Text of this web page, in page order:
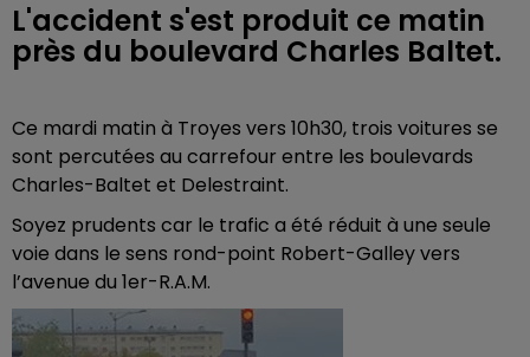
L'accident s'est produit ce matin
près du boulevard Charles Baltet.
Ce mardi matin à Troyes vers 10h30, trois voitures se
sont percutées au carrefour entre les boulevards
Charles-Baltet et Delestraint.
Soyez prudents car le trafic a été réduit à une seule
voie dans le sens rond-point Robert-Galley vers
l’avenue du 1er-R.A.M.